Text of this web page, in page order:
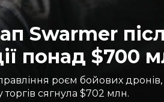
Swarmer
понад $700
роєм бойових дронів,
торгів сягнула $702 млн.